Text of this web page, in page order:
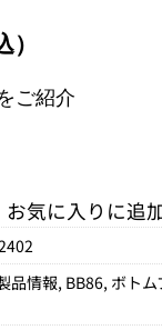
）
ご紹介
お気に入りに追
品情報, BB86, ボトム